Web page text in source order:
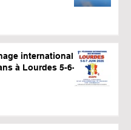
international
à Lourdes 5-6-7